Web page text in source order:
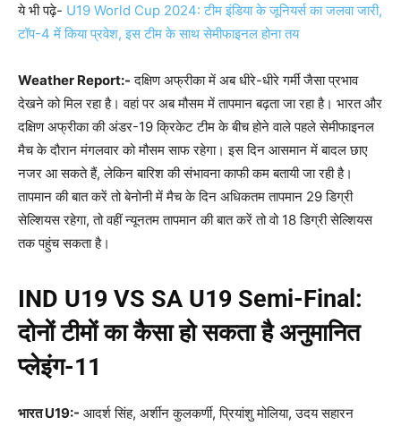
ये भी पढ़े- U19 World Cup 2024: टीम इंडिया के जूनियर्स का जलवा जारी,
टॉप-4 में किया प्रवेश, इस टीम के साथ सेमीफाइनल होना तय
Weather Report:- दक्षिण अफ्रीका में अब धीरे-धीरे गर्मी जैसा प्रभाव
देखने को मिल रहा है। वहां पर अब मौसम में तापमान बढ़ता जा रहा है। भारत और
दक्षिण अफ्रीका की अंडर-19 क्रिकेट टीम के बीच होने वाले पहले सेमीफाइनल
मैच के दौरान मंगलवार को मौसम साफ रहेगा। इस दिन आसमान में बादल छाए
नजर आ सकते हैं, लेकिन बारिश की संभावना काफी कम बतायी जा रही है।
तापमान की बात करें तो बेनोनी में मैच के दिन अधिकतम तापमान 29 डिग्री
सेल्शियस रहेगा, तो वहीं न्यूनतम तापमान की बात करें तो वो 18 डिग्री सेल्शियस
तक पहुंच सकता है।
IND U19 VS SA U19 Semi-Final:
दोनों टीमों का कैसा हो सकता है अनुमानित
प्लेइंग-11
भारतU19:- आदर्श सिंह, अर्शीन कुलकर्णी, प्रियांशु मोलिया, उदय सहारन